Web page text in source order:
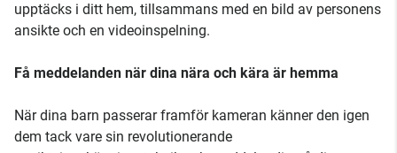
upptäcks i ditt hem, tillsammans med en bild av personens
ansikte och en videoinspelning.
Få meddelanden när dina nära och kära är hemma
När dina barn passerar framför kameran känner den igen
dem tack vare sin revolutionerande